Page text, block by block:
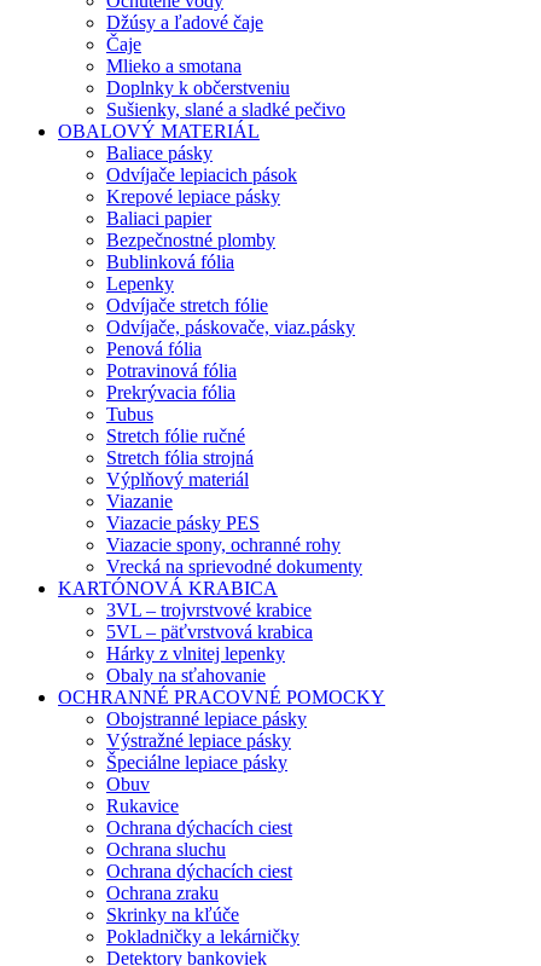
Džúsy a ľadové čaje
Čaje
Mlieko a smotana
Doplnky k občerstveniu
Sušienky, slané a sladké pečivo
OBALOVÝ MATERIÁL
Baliace pásky
Odvíjače lepiacich pások
Krepové lepiace pásky
Baliaci papier
Bezpečnostné plomby
Bublinková fólia
Lepenky
Odvíjače stretch fólie
Odvíjače, páskovače, viaz.pásky
Penová fólia
Potravinová fólia
Prekrývacia fólia
Tubus
Stretch fólie ručné
Stretch fólia strojná
Výplňový materiál
Viazanie
Viazacie pásky PES
Viazacie spony, ochranné rohy
Vrecká na sprievodné dokumenty
KARTÓNOVÁ KRABICA
3VL – trojvrstvové krabice
5VL – päťvrstvová krabica
Hárky z vlnitej lepenky
Obaly na sťahovanie
OCHRANNÉ PRACOVNÉ POMOCKY
Obojstranné lepiace pásky
Výstražné lepiace pásky
Špeciálne lepiace pásky
Obuv
Rukavice
Ochrana dýchacích ciest
Ochrana sluchu
Ochrana dýchacích ciest
Ochrana zraku
Skrinky na kľúče
Pokladničky a lekárničky
Detektory bankoviek